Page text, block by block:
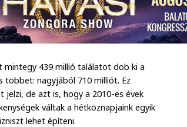
mintegy 439 millió találatot dob ki a
többet: nagyjából 710 milliót. Ez
de azt is, hogy a 2010-es évek
váltak a hétköznapjaink egyik
lehet építeni.